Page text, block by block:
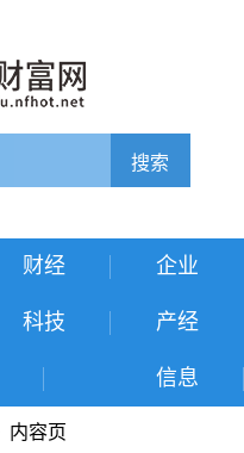
搜索
财经 企业
科技 产经
信息
内容页